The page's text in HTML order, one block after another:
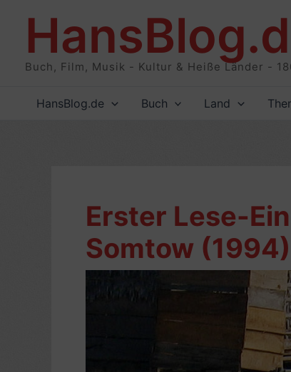
Buch, Film, Musik - Kultur & Heiße Länder -
HansBlog.de Buch Land
Erster Lese-
Somtow (1994)